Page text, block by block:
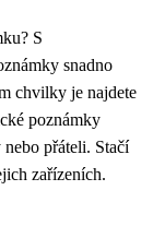
S
snadno
chvilky je najdete
poznámky
přáteli. Stačí
zařízeních.